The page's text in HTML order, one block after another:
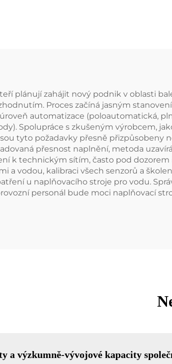
plánují zahájit nový podnik v oblasti
Proces začíná jasným
automatizace (poloautomatická,
Spolupráce s zkušeným výrobcem,
tyto požadavky přesně
přesnost naplnění, metoda
k technickým sítím, často pod
a vodou, kalibraci všech senzorů a
u naplňovacího stroje pro vodu.
personál bude moci naplňovací
a výzkumně-vývojové kapacity